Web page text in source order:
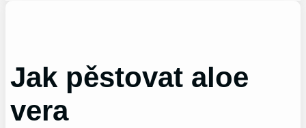
Jak pěstovat aloe
vera